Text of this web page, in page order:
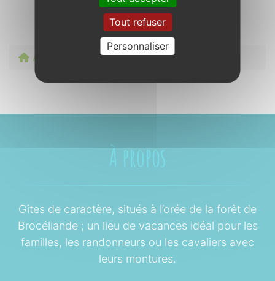
Accueil À voir / À faire en Brocéliande
À propos
Gîtes de caractère, situés à l’orée de la forêt de
Brocéliande ; un lieu de vacances idéal pour les
familles, les randonneurs ou les cavaliers avec
leurs montures.
Tout refuser
Personnaliser